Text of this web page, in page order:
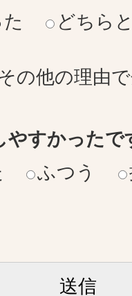
どちら
の他の理由
やすかったで
ふつう